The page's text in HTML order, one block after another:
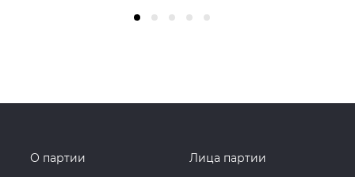
О партии
Лица партии